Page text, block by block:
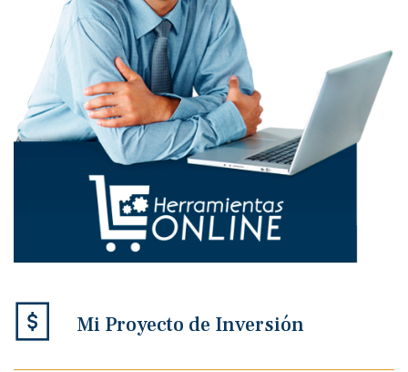
Mi Proyecto de Inversión